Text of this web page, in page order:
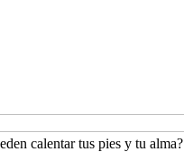
calentar tus pies y tu alma?